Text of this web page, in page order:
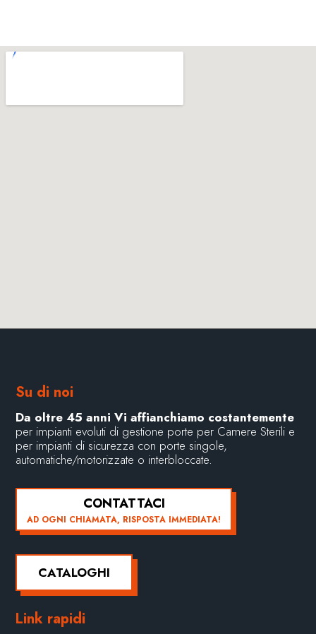
Su di noi
Da oltre 45 anni Vi affianchiamo costantemente
per impianti evoluti di gestione porte per Camere Sterili e
per impianti di sicurezza con porte singole,
automatiche/motorizzate o interbloccate.
CONTATTACI
AD OGNI CHIAMATA, RISPOSTA IMMEDIATA!
CATALOGHI
Link rapidi